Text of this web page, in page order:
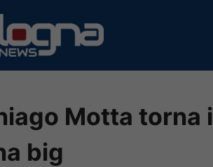
Motta torna
big